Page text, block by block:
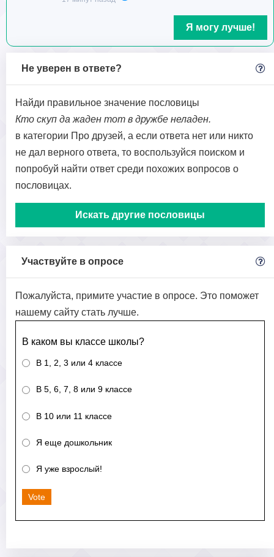
Я могу лучше!
Не уверен в ответе?
Найди правильное значение пословицы
Кто скуп да жаден тот в дружбе неладен.
в категории Про друзей, а если ответа нет или никто
не дал верного ответа, то воспользуйся поиском и
попробуй найти ответ среди похожих вопросов о
пословицах.
Искать другие пословицы
Участвуйте в опросе
Пожалуйста, примите участие в опросе. Это поможет
нашему сайту стать лучше.
В каком вы классе школы?
В 1, 2, 3 или 4 классе
В 5, 6, 7, 8 или 9 классе
В 10 или 11 классе
Я еще дошкольник
Я уже взрослый!
Vote